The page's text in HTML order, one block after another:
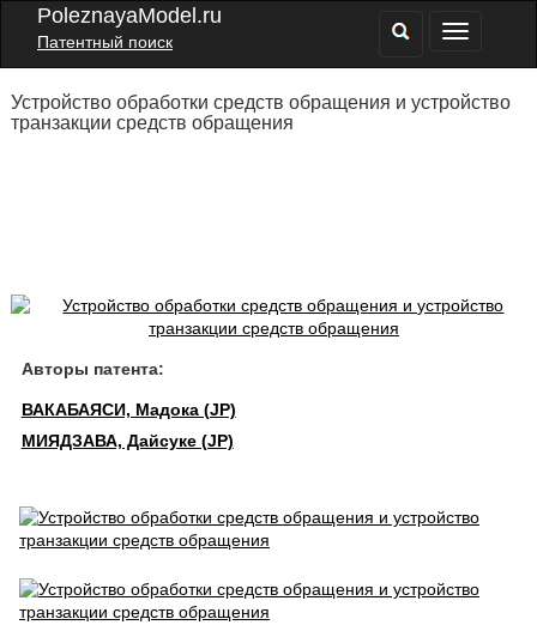
PoleznayaModel.ru
Патентный поиск
Устройство обработки средств обращения и устройство
транзакции средств обращения
Авторы патента:
ВАКАБАЯСИ, Мадока (JP)
МИЯДЗАВА, Дайсуке (JP)